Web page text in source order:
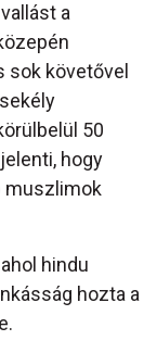
a
sok követővel
50
hogy
muszlimok
hindu
hozta a